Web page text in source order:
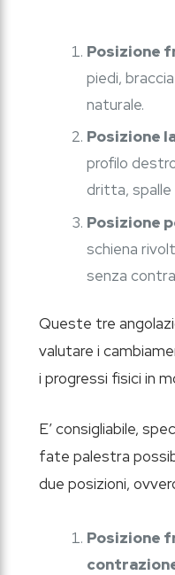
Posizione
piedi,
naturale.
Posizione
profilo
dritta, spalle
Posizione
schiena
senza
Queste tre
valutare i
i progressi fisici in
E’ consigliabile,
fate palestra
due posizioni,
Posizione